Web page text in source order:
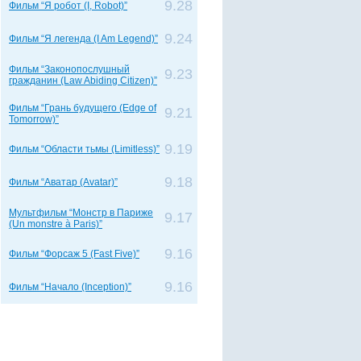
Фильм “Я робот (I, Robot)” 9.28
Фильм “Я легенда (I Am Legend)” 9.24
Фильм “Законопослушный
гражданин (Law Abiding Citizen)”
9.23
Фильм “Грань будущего (Edge of
Tomorrow)”
9.21
Фильм “Области тьмы (Limitless)” 9.19
Фильм “Аватар (Avatar)” 9.18
Мультфильм “Монстр в Париже
(Un monstre à Paris)”
9.17
Фильм “Форсаж 5 (Fast Five)” 9.16
Фильм “Начало (Inception)” 9.16